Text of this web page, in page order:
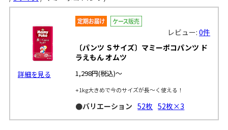
詳細を見る
レビュー:0件
〔パンツ Ｓサイズ〕マミーポコパンツ ド
ラえもん オムツ
1,298円(税込)～
+1kg大きめで今のサイズが長～く使える！
●バリエーション 52枚 52枚×3